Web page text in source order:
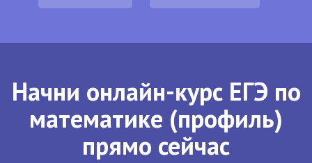
Начни онлайн-курс ЕГЭ по
математике (профиль)
прямо сейчас